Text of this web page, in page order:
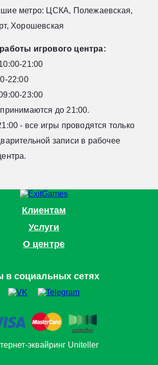
метро: ЦСКА, Полежаевская,
Хорошевская
игрового центра:
21:00
22:00
23:00
до 21:00.
- все игры проводятся только
записи в рабочее
Клиентам
Услуги
О центре
в социальных сетях
эквайринг Uniteller